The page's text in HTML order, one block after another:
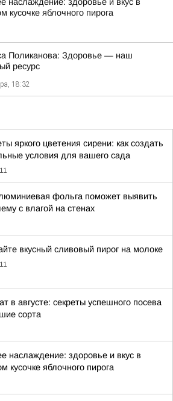
кусочке яблочного пирога
Поликанова: Здоровье — наш
ресурс
18:32
яркого цветения сирени: как создать
условия для вашего сада
фольга поможет выявить
с влагой на стенах
вкусный сливовый пирог на молоке
в августе: секреты успешного посева
сорта
наслаждение: здоровье и вкус в
кусочке яблочного пирога